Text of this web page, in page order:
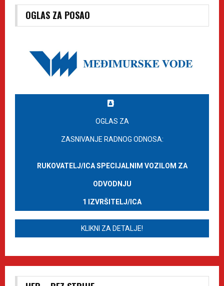
OGLAS ZA POSAO
OGLAS ZA
ZASNIVANJE RADNOG ODNOSA:
RUKOVATELJ/ICA SPECIJALNIM VOZILOM ZA
ODVODNJU
1 IZVRŠITELJ/ICA
KLIKNI ZA DETALJE!